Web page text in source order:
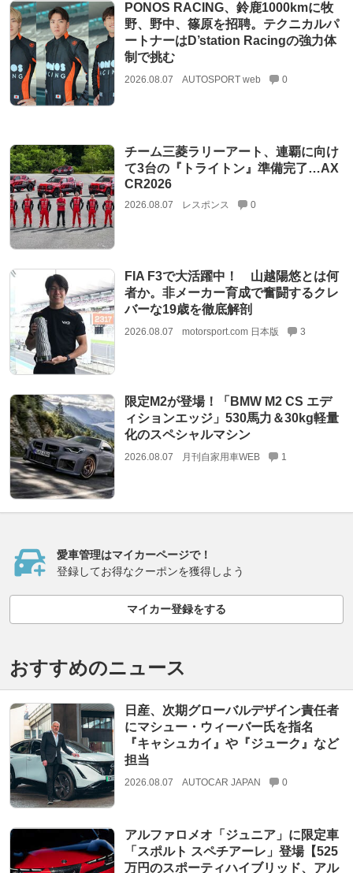
PONOS RACING、鈴鹿1000kmに牧
野、野中、篠原を招聘。テクニカルパ
ートナーはD’station Racingの強力体
制で挑む
2026.08.07 AUTOSPORT web 0
チーム三菱ラリーアート、連覇に向け
て3台の『トライトン』準備完了…AX
CR2026
2026.08.07 レスポンス 0
FIA F3で大活躍中！ 山越陽悠とは何
者か。非メーカー育成で奮闘するクレ
バーな19歳を徹底解剖
2026.08.07 motorsport.com 日本版 3
限定M2が登場！「BMW M2 CS エデ
ィションエッジ」530馬力＆30kg軽量
化のスペシャルマシン
2026.08.07 月刊自家用車WEB 1
愛車管理はマイカーページで！
登録してお得なクーポンを獲得しよう
マイカー登録をする
おすすめのニュース
日産、次期グローバルデザイン責任者
にマシュー・ウィーバー氏を指名
『キャシュカイ』や『ジューク』など
担当
2026.08.07 AUTOCAR JAPAN 0
アルファロメオ「ジュニア」に限定車
「スポルト スペチアーレ」登場【525
万円のスポーティハイブリッド、アル